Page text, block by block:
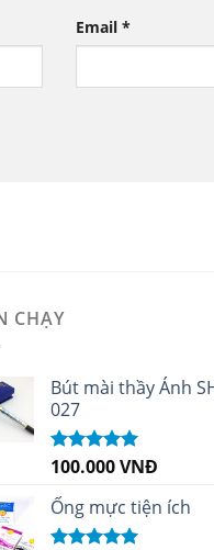
Email*
CHẠY
Bút mài thầy Ánh
027
Được xếp
sao
100.000VNĐ
Ống mực tiện ích